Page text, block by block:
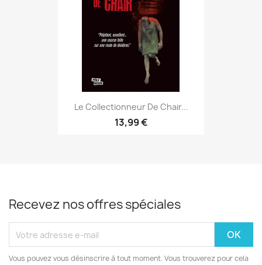
Le Collectionneur De Chair...
13,99 €
Recevez nos offres spéciales
Vous pouvez vous désinscrire à tout moment. Vous trouverez pour cela